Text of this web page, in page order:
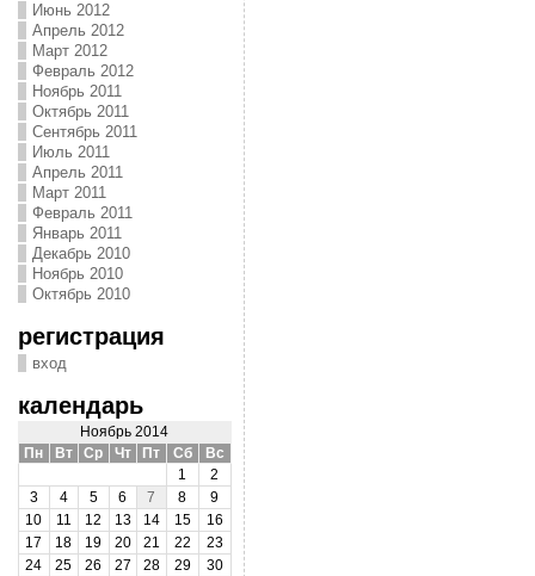
Июнь 2012
Апрель 2012
Март 2012
Февраль 2012
Ноябрь 2011
Октябрь 2011
Сентябрь 2011
Июль 2011
Апрель 2011
Март 2011
Февраль 2011
Январь 2011
Декабрь 2010
Ноябрь 2010
Октябрь 2010
регистрация
вход
календарь
Ноябрь 2014
Пн
Вт Ср Чт Пт Сб
Вс
1
2
3
4 5 6 7 8
9
10
11 12 13 14 15
16
17
18 19 20 21 22
23
24
25 26 27 28 29 30